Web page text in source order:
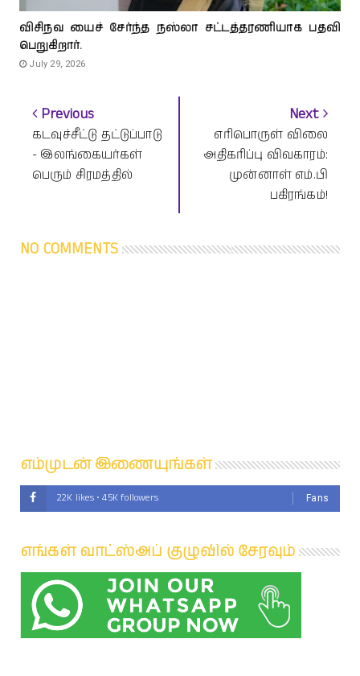
விசிநவ யைச் சேர்ந்த நஸ்லா சட்டத்தரணியாக பதவி
பெறுகிறார்.
July 29, 2026
Previous
கடவுச்சீட்டு தட்டுப்பாடு
- இலங்கையர்கள்
பெரும் சிரமத்தில்
Next
எரிபொருள் விலை
அதிகரிப்பு விவகாரம்:
முன்னாள் எம்.பி
பகிரங்கம்!
NO COMMENTS
எம்முடன் இணையுங்கள்
22K likes • 45K followers Fans
எங்கள் வாட்ஸ்அப் குழுவில் சேரவும்